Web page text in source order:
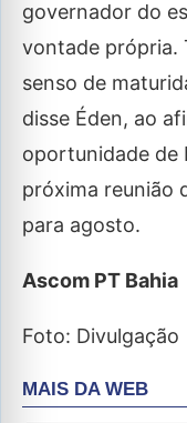
governador do
vontade própria.
senso de
disse Éden, ao
oportunidade de
próxima reunião
para agosto.
Ascom PT Bahia
Foto: Divulgação